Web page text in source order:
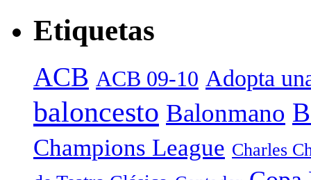
Etiquetas
ACB ACB 09-10 Adopta
baloncesto Balonmano
Champions League Charles